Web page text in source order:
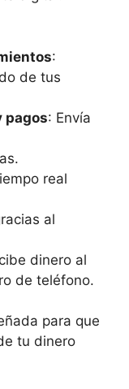
:
de tus
pagos: Envía
real
al
dinero al
de teléfono.
para que
tu dinero